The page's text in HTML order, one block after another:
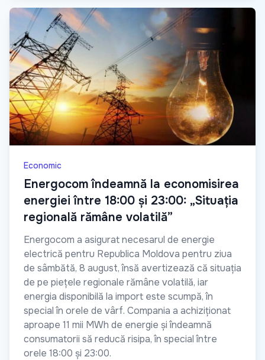
Economic
Energocom îndeamnă la economisirea
energiei între 18:00 și 23:00: „Situația
regională rămâne volatilă”
Energocom a asigurat necesarul de energie
electrică pentru Republica Moldova pentru ziua
de sâmbătă, 8 august, însă avertizează că situația
de pe piețele regionale rămâne volatilă, iar
energia disponibilă la import este scumpă, în
special în orele de vârf. Compania a achiziționat
aproape 11 mii MWh de energie și îndeamnă
consumatorii să reducă risipa, în special între
orele 18:00 și 23:00.